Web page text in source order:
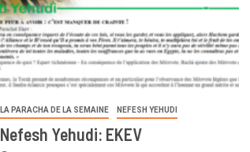
LA PARACHA DE LA SEMAINE NEFESH YEHUDI
Nefesh Yehudi: EKEV